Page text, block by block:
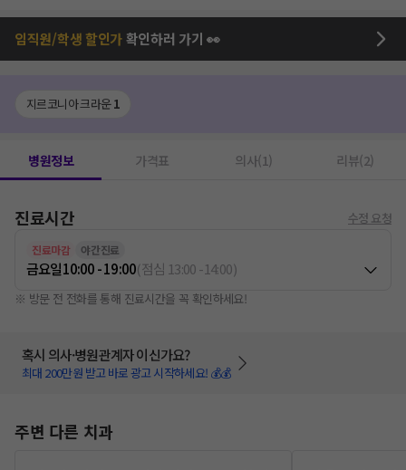
임직원/학생 할인가확인하러 가기 👀
지르코니아 크라운1
병원정보 가격표 의사(1) 리뷰(2)
진료시간 수정 요청
진료마감 야간진료
금요일10:00 - 19:00(점심 13:00-14:00)
※ 방문 전 전화를 통해 진료시간을 꼭 확인하세요!
혹시 의사·병원관계자 이신가요?
최대 200만원 받고 바로 광고 시작하세요! 💰💰
주변 다른 치과